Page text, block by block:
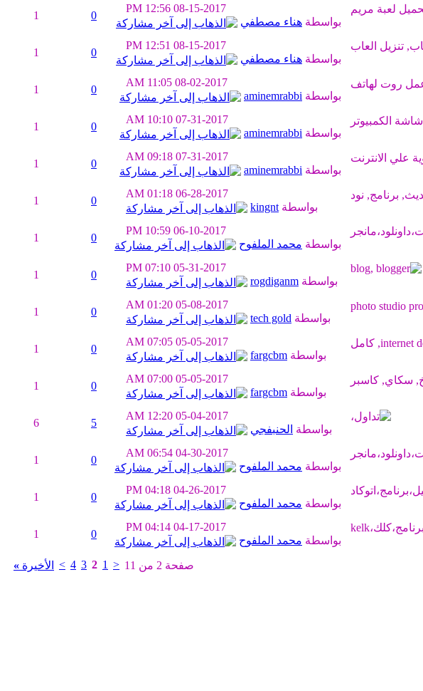
08-15-2017
12:56 PM
بواسطة هناء مصطفي
0
1
08-15-2017
12:51 PM
بواسطة هناء مصطفي
0
1
08-02-2017
11:05 AM
بواسطة aminemrabbi
0
1
07-31-2017
10:10 AM
بواسطة aminemrabbi
0
1
07-31-2017
09:18 AM
بواسطة aminemrabbi
0
1
06-28-2017
01:18 AM
بواسطة kingnt
0
1
06-10-2017
10:59 PM
بواسطة محمد الملفوح
0
1
05-31-2017
07:10 PM
بواسطة rogdiganm
0
1
05-08-2017
01:20 AM
بواسطة tech gold
0
1
05-05-2017
07:05 AM
بواسطة fargcbm
0
1
05-05-2017
07:00 AM
بواسطة fargcbm
0
1
05-04-2017
12:20 AM
بواسطة الحنبفجي
5
6
04-30-2017
06:54 AM
بواسطة محمد الملفوح
0
1
04-26-2017
04:18 PM
بواسطة محمد الملفوح
0
1
04-17-2017
04:14 PM
بواسطة محمد الملفوح
0
1
صفحة 2 من 11 <
1
2
3
4
> الأخيرة »